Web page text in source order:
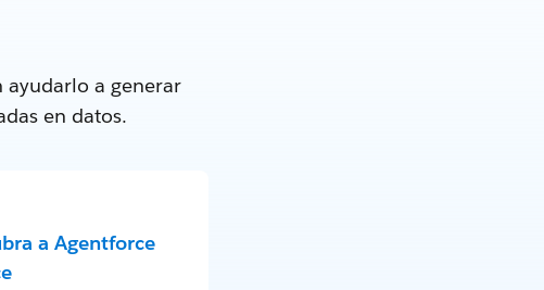
ayudarlo a generar
en datos.
a Agentforce